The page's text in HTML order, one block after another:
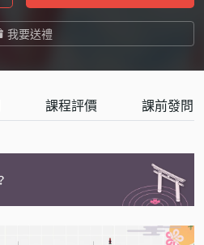
我要送禮
課程評價 課前發問